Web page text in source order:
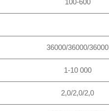
100-600
36000/36000/36000
1-10 000
2,0/2,0/2,0